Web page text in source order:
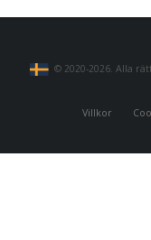
© 2020-2026. Alla
Villkor